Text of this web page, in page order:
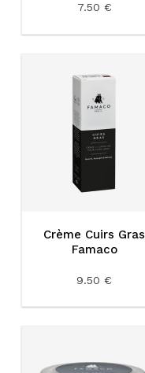
7.50 €
Crème Cuirs Gras
Famaco
9.50 €